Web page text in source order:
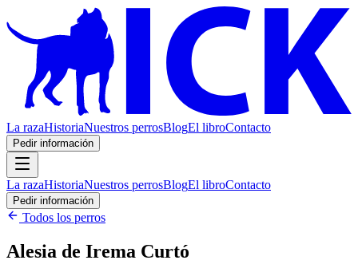
La razaHistoriaNuestros perrosBlogEl libroContacto
Pedir información
La razaHistoriaNuestros perrosBlogEl libroContacto
Pedir información
Todos los perros
Alesia de Irema Curtó